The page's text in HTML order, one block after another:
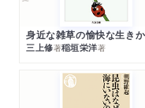
身近な雑草の愉快な生き
三上修著稲垣栄洋著